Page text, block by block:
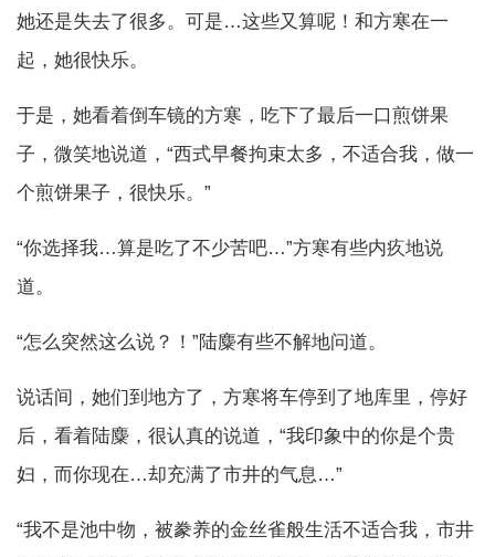
她还是失去了很多。可是…这些又算呢！和方寒在一
起，她很快乐。
于是，她看着倒车镜的方寒，吃下了最后一口煎饼果
子，微笑地说道，“西式早餐拘束太多，不适合我，做一
个煎饼果子，很快乐。”
“你选择我…算是吃了不少苦吧…”方寒有些内疚地说
道。
“怎么突然这么说？！”陆麋有些不解地问道。
说话间，她们到地方了，方寒将车停到了地库里，停好
后，看着陆麋，很认真的说道，“我印象中的你是个贵
妇，而你现在…却充满了市井的气息…”
“我不是池中物，被豢养的金丝雀般生活不适合我，市井